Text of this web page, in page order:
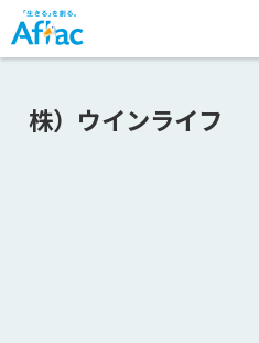
株）ウインライフ